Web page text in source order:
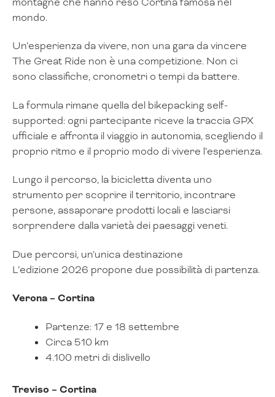
mondo.
Un’esperienza da vivere, non una gara da vincere
The Great Ride non è una competizione. Non ci
sono classifiche, cronometri o tempi da battere.
La formula rimane quella del bikepacking self-
supported: ogni partecipante riceve la traccia GPX
ufficiale e affronta il viaggio in autonomia, scegliendo il
proprio ritmo e il proprio modo di vivere l’esperienza.
Lungo il percorso, la bicicletta diventa uno
strumento per scoprire il territorio, incontrare
persone, assaporare prodotti locali e lasciarsi
sorprendere dalla varietà dei paesaggi veneti.
Due percorsi, un’unica destinazione
L’edizione 2026 propone due possibilità di partenza.
Verona – Cortina
Partenze: 17 e 18 settembre
Circa 510 km
4.100 metri di dislivello
Treviso – Cortina